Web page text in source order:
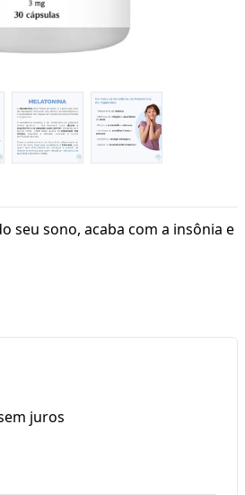
seu sono, acaba com a insônia e
juros